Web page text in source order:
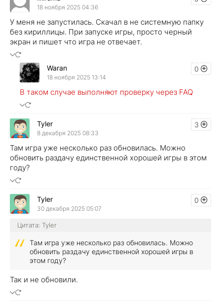
18 ноября 2025 04:36
У меня не запустилась. Скачал в не системную папку
без кириллицы. При запуске игры, просто черный
экран и пишет что игра не отвечает.
0
Waran
18 ноября 2025 13:14
В таком случае выполняют проверку через FAQ
3
Tyler
8 декабря 2025 08:33
Там игра уже несколько раз обновилась. Можно
обновить раздачу единственной хорошей игры в этом
году?
0
Tyler
30 декабря 2025 05:07
Цитата: Tyler
Там игра уже несколько раз обновилась. Можно
обновить раздачу единственной хорошей игры в
этом году?
Так и не обновили.